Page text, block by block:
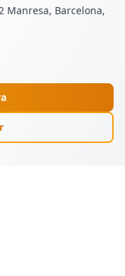
Manresa, Barcelona,